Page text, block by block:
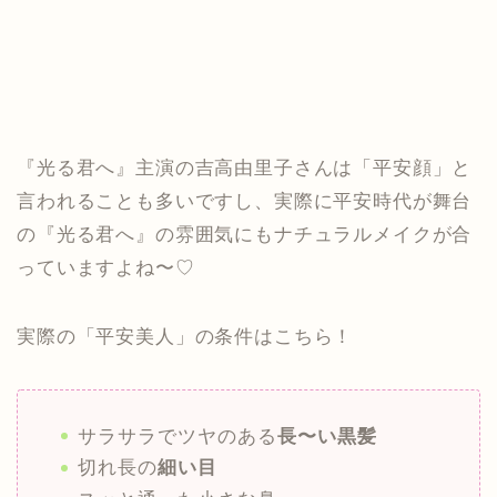
『光る君へ』主演の吉高由里子さんは「平安顔」と
言われることも多いですし、実際に平安時代が舞台
の『光る君へ』の雰囲気にもナチュラルメイクが合
っていますよね〜♡
実際の「平安美人」の条件はこちら！
サラサラでツヤのある長〜い黒髪
切れ長の細い目